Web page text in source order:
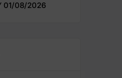
01/08/2026